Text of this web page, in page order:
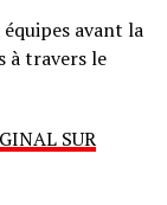
avant la
à travers le
SUR